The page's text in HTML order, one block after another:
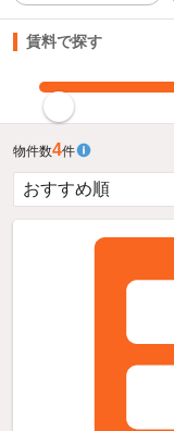
賃料で探す
物件数4件